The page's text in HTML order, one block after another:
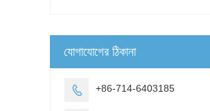
যোগাযোগের ঠিকানা
 +86-714-6403185